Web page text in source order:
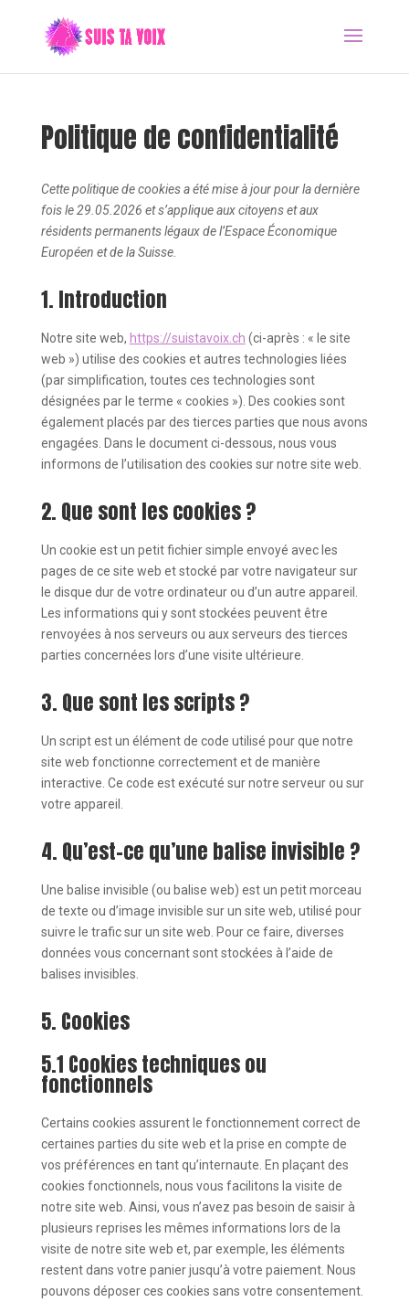
Politique de confidentialité
Cette politique de cookies a été mise à jour pour la dernière
fois le 29.05.2026 et s’applique aux citoyens et aux
résidents permanents légaux de l’Espace Économique
Européen et de la Suisse.
1. Introduction
Notre site web, https://suistavoix.ch (ci-après : « le site
web ») utilise des cookies et autres technologies liées
(par simplification, toutes ces technologies sont
désignées par le terme « cookies »). Des cookies sont
également placés par des tierces parties que nous avons
engagées. Dans le document ci-dessous, nous vous
informons de l’utilisation des cookies sur notre site web.
2. Que sont les cookies ?
Un cookie est un petit fichier simple envoyé avec les
pages de ce site web et stocké par votre navigateur sur
le disque dur de votre ordinateur ou d’un autre appareil.
Les informations qui y sont stockées peuvent être
renvoyées à nos serveurs ou aux serveurs des tierces
parties concernées lors d’une visite ultérieure.
3. Que sont les scripts ?
Un script est un élément de code utilisé pour que notre
site web fonctionne correctement et de manière
interactive. Ce code est exécuté sur notre serveur ou sur
votre appareil.
4. Qu’est-ce qu’une balise invisible ?
Une balise invisible (ou balise web) est un petit morceau
de texte ou d’image invisible sur un site web, utilisé pour
suivre le trafic sur un site web. Pour ce faire, diverses
données vous concernant sont stockées à l’aide de
balises invisibles.
5. Cookies
5.1 Cookies techniques ou
fonctionnels
Certains cookies assurent le fonctionnement correct de
certaines parties du site web et la prise en compte de
vos préférences en tant qu’internaute. En plaçant des
cookies fonctionnels, nous vous facilitons la visite de
notre site web. Ainsi, vous n’avez pas besoin de saisir à
plusieurs reprises les mêmes informations lors de la
visite de notre site web et, par exemple, les éléments
restent dans votre panier jusqu’à votre paiement. Nous
pouvons déposer ces cookies sans votre consentement.